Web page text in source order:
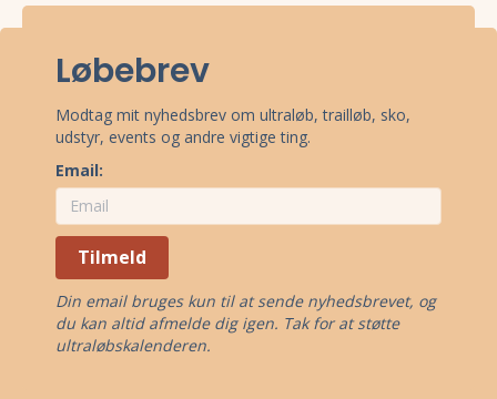
Løbebrev
Modtag mit nyhedsbrev om ultraløb, trailløb, sko,
udstyr, events og andre vigtige ting.
Email:
Tilmeld
Din email bruges kun til at sende nyhedsbrevet, og
du kan altid afmelde dig igen. Tak for at støtte
ultraløbskalenderen.